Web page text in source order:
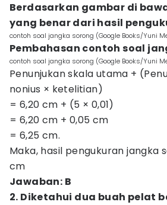
Berdasarkan gambar di
yang benar dari hasil
contoh soal jangka sorong (Google Books/Yuni
Pembahasan contoh soal
contoh soal jangka sorong (Google Books/Yuni
Penunjukan skala utama +
nonius × ketelitian)
= 6,20 cm + (5 × 0,01)
= 6,20 cm + 0,05 cm
= 6,25 cm.
Maka, hasil pengukuran jangka
cm
Jawaban: B
2. Diketahui dua buah pelat